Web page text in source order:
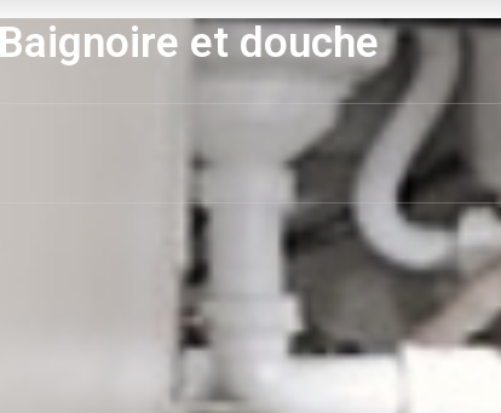
Baignoire et douche